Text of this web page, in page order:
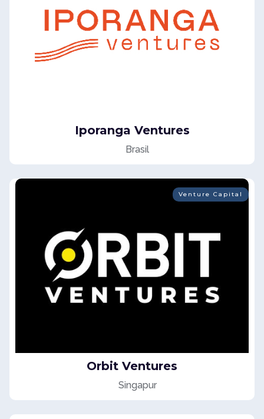
Iporanga Ventures
Brasil
Venture Capital
Orbit Ventures
Singapur